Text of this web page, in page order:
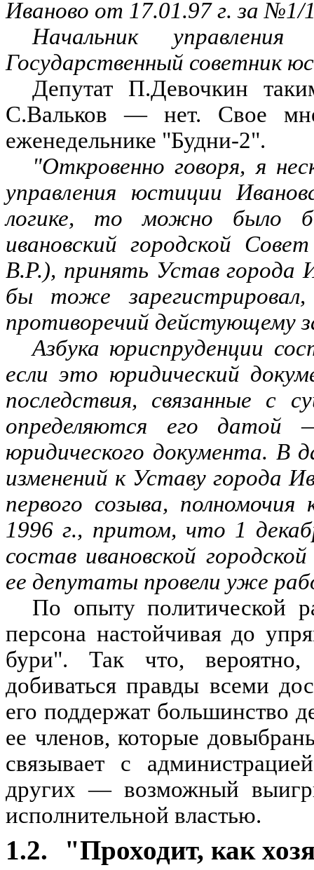
Иваново от 17.01.97 г. за №1/
Начальник
Государственный советник
Депутат П.Девочкин
С.Вальков — нет. Свое
еженедельнике "Будни-2".
"Откровенно говоря, я
управления юстиции
логике, то можно было
ивановский городской
В.Р.), принять Устав города
бы тоже
противоречий дейстующему
Азбука юриспруденции
если это юридический
последствия, связанные с
определяются его датой
юридического документа. В
изменений к Уставу города
первого созыва,
1996 г., притом, что 1
состав ивановской
ее депутаты провели уже
По опыту политической
персона настойчивая до
бури". Так что, вероятно,
добиваться правды всеми
его поддержат большинство
ее членов, которые
связывает с
других — возможный
исполнительной властью.
1.2. "Проходит, как